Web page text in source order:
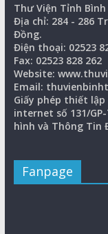
Thư Viện Tỉnh
Địa chỉ: 284 - 286
Đồng.
Điện thoại: 02523
Fax: 02523 828 262
Website:
Email:
Giấy phép thiết
internet số 131/
hình và Thông Tin
Fanpage